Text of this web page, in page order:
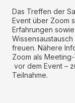
Das Treffen der
Event über Zoom
Erfahrungen
freuen. Nähere
Zoom als
vor dem Event –
Teilnahme.